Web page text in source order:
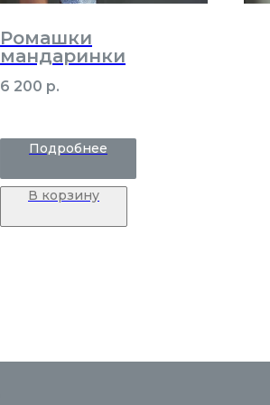
Ромашки
мандаринки
6 200 р.
Подробнее
В корзину